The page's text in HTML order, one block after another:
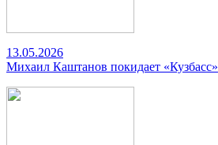
13.05.2026
Михаил Каштанов покидает «Кузбасс»